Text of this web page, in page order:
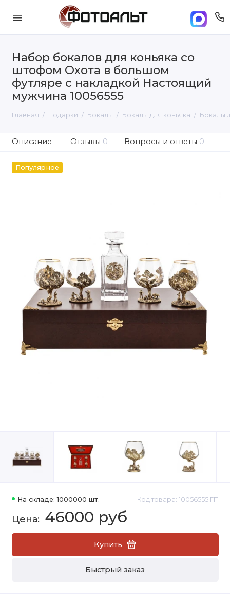
Набор бокалов для коньяка со
штофом Охота в большом
футляре с накладкой Настоящий
мужчина 10056555
Главная Подарки Бокалы Бокалы для коньяка Бокалы
Описание Отзывы 0 Вопросы и ответы 0
Популярное
На складе: 1000000 шт. Код товара: 10056555 ГП
46000 руб
Купить
Быстрый заказ